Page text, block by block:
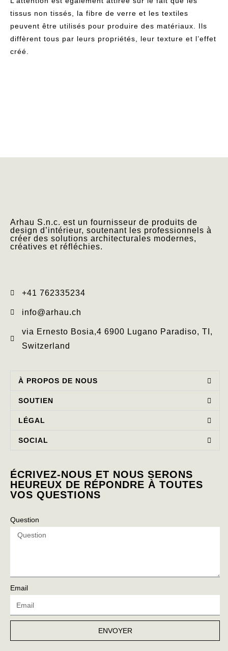
tissus non tissés, la fibre de verre et les textiles
peuvent être utilisés pour produire des matériaux. Ils
diffèrent tous par leurs propriétés, leur texture et l’effet
créé.
Arhau S.n.c. est un fournisseur de produits de
design d’intérieur, soutenant les professionnels à
créer des solutions architecturales modernes,
créatives et réfléchies.
+41 762335234​
info@arhau.ch
via Ernesto Bosia,4 6900 Lugano Paradiso, TI,
Switzerland
À PROPOS DE NOUS
SOUTIEN
LÉGAL
SOCIAL
ÉCRIVEZ-NOUS ET NOUS SERONS
HEUREUX DE RÉPONDRE À TOUTES
VOS QUESTIONS
Question
Email
ENVOYER